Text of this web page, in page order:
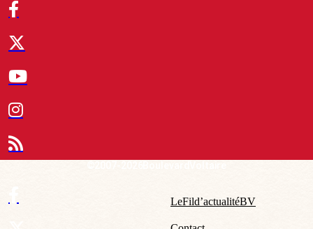
Le Fil d’actualité BV